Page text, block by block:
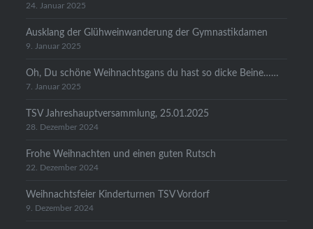
24. Januar 2025
Ausklang der Glühweinwanderung der Gymnastikdamen
9. Januar 2025
Oh, Du schöne Weihnachtsgans du hast so dicke Beine……
7. Januar 2025
TSV Jahreshauptversammlung, 25.01.2025
28. Dezember 2024
Frohe Weihnachten und einen guten Rutsch
22. Dezember 2024
Weihnachtsfeier Kinderturnen TSV Vordorf
9. Dezember 2024